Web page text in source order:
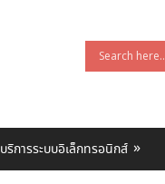
บริการระบบอิเล็กทรอนิกส์